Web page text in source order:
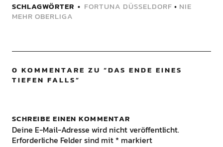
SCHLAGWÖRTER FORTUNA DÜSSELDORF • NIE
MEHR OBERLIGA
0 KOMMENTARE ZU “DAS ENDE EINES
TIEFEN FALLS”
SCHREIBE EINEN KOMMENTAR
Deine E-Mail-Adresse wird nicht veröffentlicht.
Erforderliche Felder sind mit * markiert